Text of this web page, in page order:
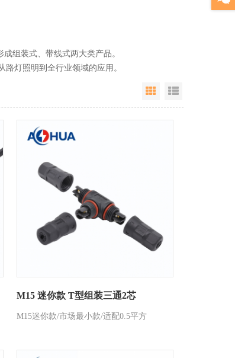
组装式、带线式两大类产品。
照明到全行业领域的应用。
Grid View
M15 迷你款 T型组装三通2芯
M15迷你款/市场最小款/适配0.5平方